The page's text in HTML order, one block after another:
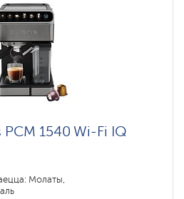
PCM 1540 Wi-Fi IQ
Молаты,